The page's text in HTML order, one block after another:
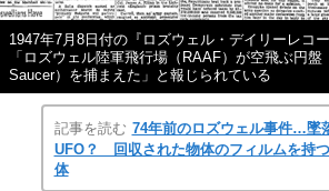
1947年7月8日付の『ロズウェル・デイリーレコー
「ロズウェル陸軍飛行場（RAAF）が空飛ぶ円盤
Saucer）を捕まえた」と報じられている
記事を読む 74年前のロズウェル事件…墜
UFO？ 回収された物体のフィルムを持
体